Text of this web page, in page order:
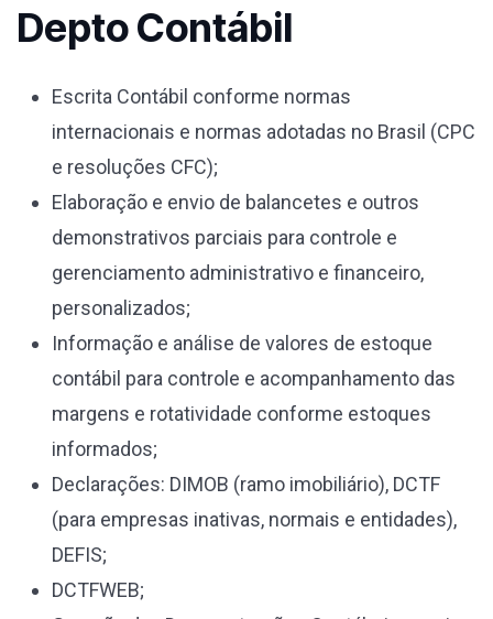
Depto Contábil
Escrita Contábil conforme normas
internacionais e normas adotadas no Brasil (CPC
e resoluções CFC);
Elaboração e envio de balancetes e outros
demonstrativos parciais para controle e
gerenciamento administrativo e financeiro,
personalizados;
Informação e análise de valores de estoque
contábil para controle e acompanhamento das
margens e rotatividade conforme estoques
informados;
Declarações: DIMOB (ramo imobiliário), DCTF
(para empresas inativas, normais e entidades),
DEFIS;
DCTFWEB;